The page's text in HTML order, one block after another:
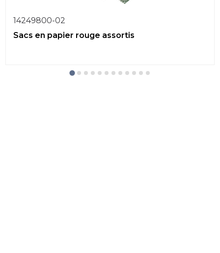
14249800-02
Sacs en papier rouge assortis